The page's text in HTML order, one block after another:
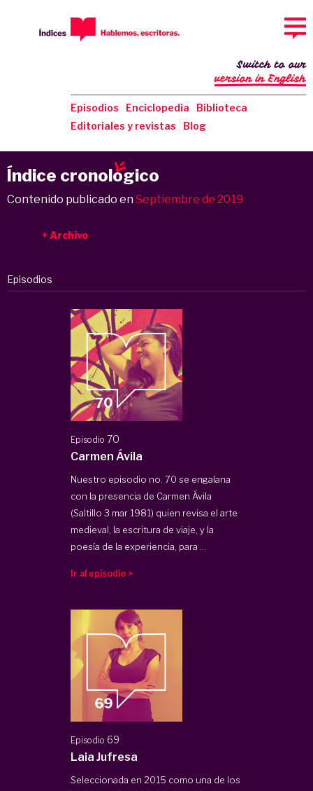
Episodios Enciclopedia
Biblioteca
Editoriales y revistas
Blog
Switch to our
version in English
Índice cronologico
Contenido publicado enSeptiembre de 2019
Archivo
Episodios
Episodio70
Carmen Ávila
Nuestro episodio no. 70 se engalana
con la presencia de Carmen Ávila
(Saltillo 3 mar 1981) quien revisa el arte
medieval, la escritura de viaje, y la
poesía de la experiencia, para ...
Ir al episodio >
Episodio 69
Laia Jufresa
Seleccionada en 2015 como una de los